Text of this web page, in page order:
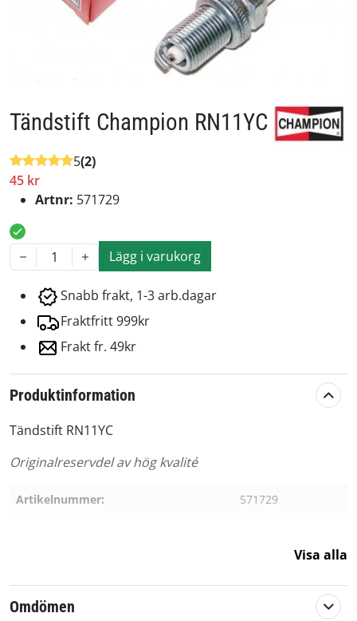
Tändstift Champion RN11YC
5(2)
45 kr
Artnr: 571729
1 Lägg i varukorg
Snabb frakt, 1-3 arb.dagar
Fraktfritt 999kr
Frakt fr. 49kr
Produktinformation
Tändstift RN11YC
Originalreservdel av hög kvalité
Artikelnummer: 571729
Visa alla
Omdömen